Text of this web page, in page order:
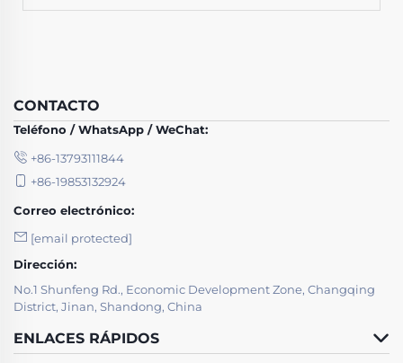
CONTACTO
Teléfono / WhatsApp / WeChat:
+86-13793111844
+86-19853132924
Correo electrónico:
[email protected]
Dirección:
No.1 Shunfeng Rd., Economic Development Zone, Changqing
District, Jinan, Shandong, China
ENLACES RÁPIDOS